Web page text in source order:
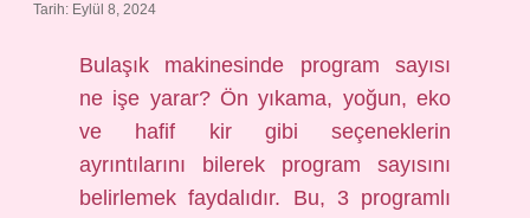
Tarih: Eylül 8, 2024
Bulaşık makinesinde program sayısı
ne işe yarar? Ön yıkama, yoğun, eko
ve hafif kir gibi seçeneklerin
ayrıntılarını bilerek program sayısını
belirlemek faydalıdır. Bu, 3 programlı